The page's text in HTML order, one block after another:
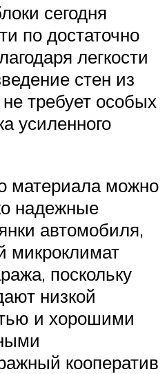
сегодня
по достаточно
легкости
стен из
требует особых
усиленного
материала можно
надежные
автомобиля,
микроклимат
поскольку
низкой
и хорошими
кооператив